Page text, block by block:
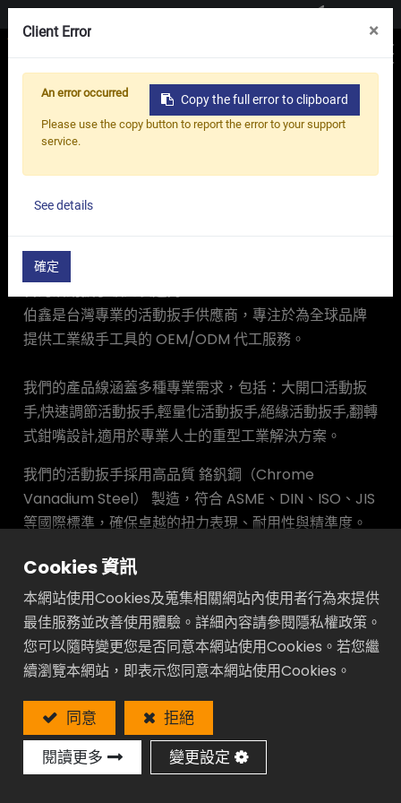
聯絡我們
活動扳手
活動扳手
您值得信賴的高品質工具夥伴
伯鑫是台灣專業的活動扳手供應商，專注於為全球品牌
提供工業級手工具的 OEM/ODM 代工服務。
我們的產品線涵蓋多種專業需求，包括：大開口活動扳
手,快速調節活動扳手,輕量化活動扳手,絕緣活動扳手,翻轉
式鉗嘴設計,適用於專業人士的重型工業解決方案。
我們的活動扳手採用高品質 鉻釩鋼（Chrome
Vanadium Steel） 製造，符合 ASME、DIN、ISO、JIS
等國際標準，確保卓越的扭力表現、耐用性與精準度。
能力，我們擁有業界最齊全的活動扳手種類，能為全球
專業買家提供可靠的 OEM/ODM 製造方案。
我們的產品廣泛應用於汽車維修、工業維護、MRO（維
修保養）、石油與天然氣、水電工程、HVAC（空調工
程）、建築施工，並透過專業工具分銷管道行銷於北
Cookies 資訊
本網站使用Cookies及蒐集相關網站內使用者行為來提供
最佳服務並改善使用體驗。詳細內容請參閱隱私權政策。
您可以隨時變更您是否同意本網站使用Cookies。若您繼
續瀏覽本網站，即表示您同意本網站使用Cookies。
同意
拒絕
閱讀更多
變更設定
Client Error ×
Copy the full error to clipboard
An error occurred
Please use the copy button to report the error to your support
service.
See details
確定